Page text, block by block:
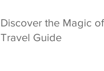
Discover the Magic
Travel Guide